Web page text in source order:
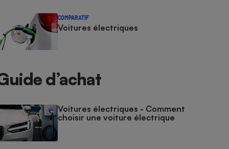
COMPARATIF
Voitures électriques
d’achat
Voitures électriques - Comment
choisir une voiture électrique